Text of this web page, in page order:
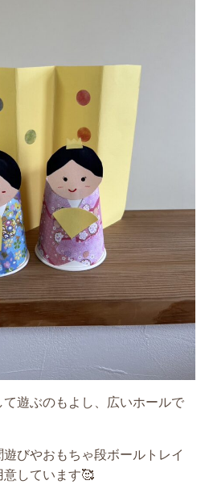
遊ぶのもよし、広いホールで
びやおもちゃ段ボールトレイ
意しています🥰